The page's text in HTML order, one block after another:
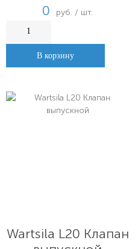
0 руб. / шт.
В корзину
Wartsila L20 Клапан